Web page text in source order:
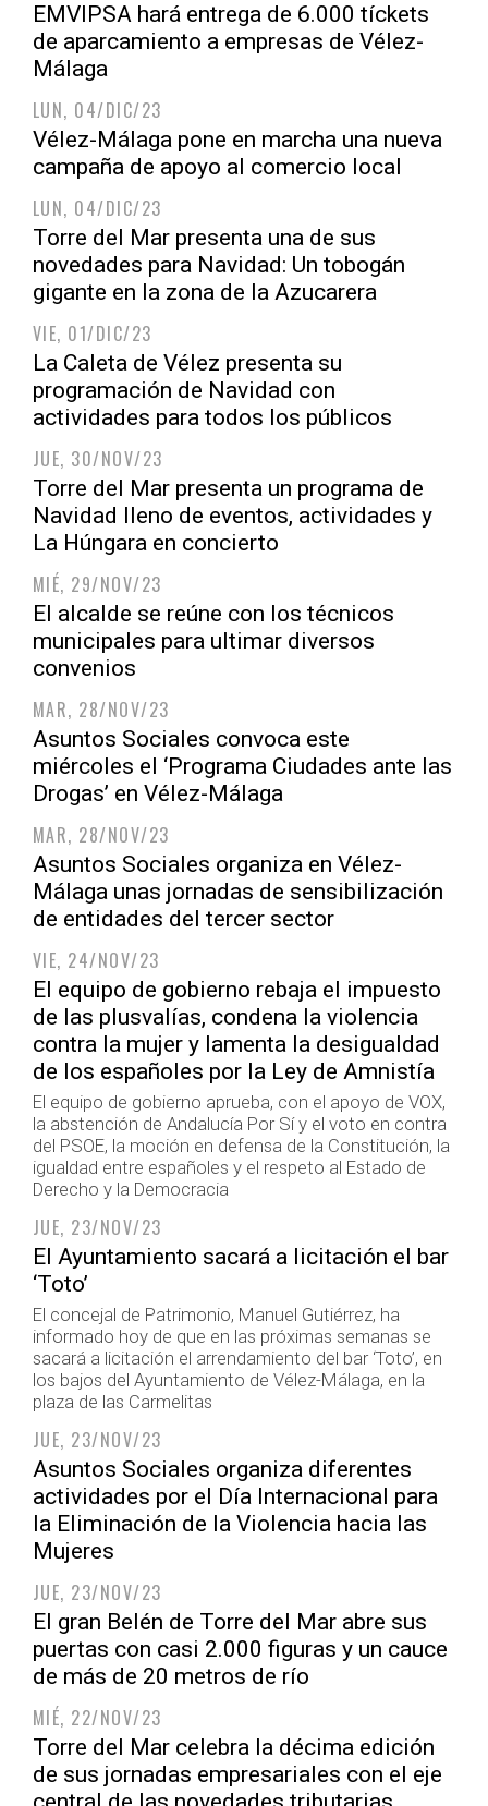
EMVIPSA hará entrega de 6.000 tíckets
de aparcamiento a empresas de Vélez-
Málaga
LUN, 04/DIC/23
Vélez-Málaga pone en marcha una nueva
campaña de apoyo al comercio local
LUN, 04/DIC/23
Torre del Mar presenta una de sus
novedades para Navidad: Un tobogán
gigante en la zona de la Azucarera
VIE, 01/DIC/23
La Caleta de Vélez presenta su
programación de Navidad con
actividades para todos los públicos
JUE, 30/NOV/23
Torre del Mar presenta un programa de
Navidad lleno de eventos, actividades y
La Húngara en concierto
MIÉ, 29/NOV/23
El alcalde se reúne con los técnicos
municipales para ultimar diversos
convenios
MAR, 28/NOV/23
Asuntos Sociales convoca este
miércoles el ‘Programa Ciudades ante las
Drogas’ en Vélez-Málaga
MAR, 28/NOV/23
Asuntos Sociales organiza en Vélez-
Málaga unas jornadas de sensibilización
de entidades del tercer sector
VIE, 24/NOV/23
El equipo de gobierno rebaja el impuesto
de las plusvalías, condena la violencia
contra la mujer y lamenta la desigualdad
de los españoles por la Ley de Amnistía
El equipo de gobierno aprueba, con el apoyo de VOX,
la abstención de Andalucía Por Sí y el voto en contra
del PSOE, la moción en defensa de la Constitución, la
igualdad entre españoles y el respeto al Estado de
Derecho y la Democracia
JUE, 23/NOV/23
El Ayuntamiento sacará a licitación el bar
‘Toto’
El concejal de Patrimonio, Manuel Gutiérrez, ha
informado hoy de que en las próximas semanas se
sacará a licitación el arrendamiento del bar ‘Toto’, en
los bajos del Ayuntamiento de Vélez-Málaga, en la
plaza de las Carmelitas
JUE, 23/NOV/23
Asuntos Sociales organiza diferentes
actividades por el Día Internacional para
la Eliminación de la Violencia hacia las
Mujeres
JUE, 23/NOV/23
El gran Belén de Torre del Mar abre sus
puertas con casi 2.000 figuras y un cauce
de más de 20 metros de río
MIÉ, 22/NOV/23
Torre del Mar celebra la décima edición
de sus jornadas empresariales con el eje